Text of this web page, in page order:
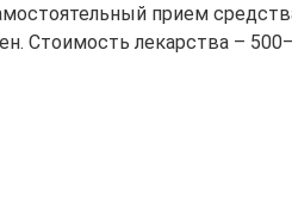
прием
Стоимость лекарства –